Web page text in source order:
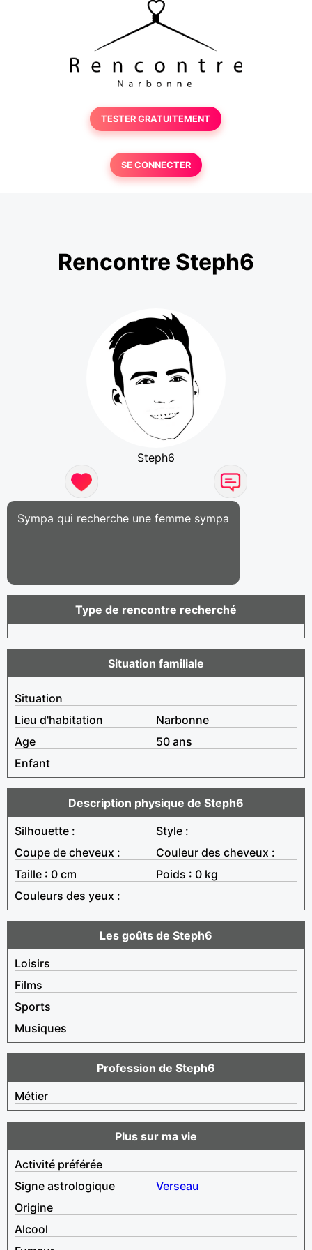
TESTER GRATUITEMENT
SE CONNECTER
Rencontre Steph6
Steph6
Sympa qui recherche une femme sympa
Type de rencontre recherché
Situation familiale
Situation
Lieu d'habitation
Narbonne
Age
50 ans
Enfant
Description physique de Steph6
Silhouette :
Style :
Coupe de cheveux :
Couleur des cheveux :
Taille : 0 cm
Poids : 0 kg
Couleurs des yeux :
Les goûts de Steph6
Loisirs
Films
Sports
Musiques
Profession de Steph6
Métier
Plus sur ma vie
Activité préférée
Signe astrologique
Verseau
Origine
Alcool